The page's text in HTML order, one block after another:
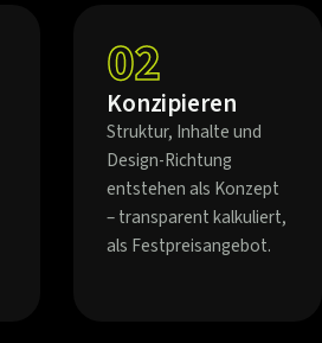
02
Konzipieren
Struktur, Inhalte und
Design-Richtung
entstehen als Konzept
– transparent kalkuliert,
als Festpreisangebot.